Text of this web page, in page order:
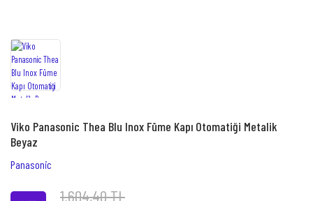
Viko Panasonic Thea Blu Inox Füme Kapı Otomatiği Metalik
Beyaz
Panasonic
1.604,40 TL